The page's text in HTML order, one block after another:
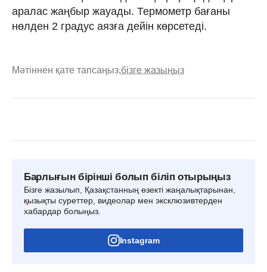
аралас жаңбыр жауады. Термометр бағаны
нөлден 2 градус аязға дейін көрсетеді.
Мәтіннен қате тапсаңыз,бізге жазыңыз
Барлығын бірінші болып біліп отырыңыз
Бізге жазылып, Қазақстанның өзекті жаңалықтарынан,
қызықты суреттер, видеолар мен эксклюзивтерден
хабардар болыңыз.
Instagram